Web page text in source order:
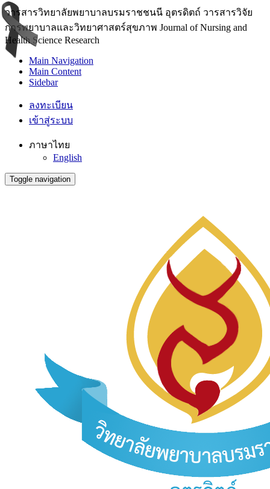
วารสารวิทยาลัยพยาบาลบรมราชชนนี อุตรดิตถ์ วารสารวิจัย
การพยาบาลและวิทยาศาสตร์สุขภาพ Journal of Nursing and
Health Science Research
Main Navigation
Main Content
Sidebar
ลงทะเบียน
เข้าสู่ระบบ
ภาษาไทย
English
Toggle navigation